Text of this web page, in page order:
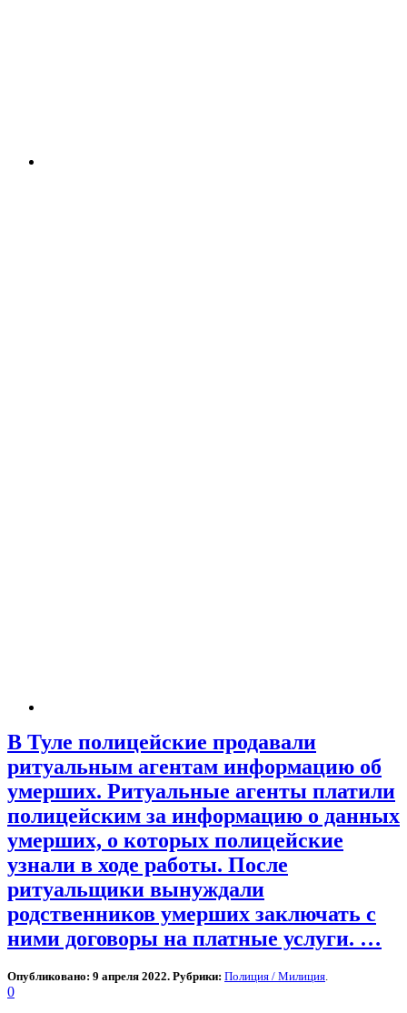
В Туле полицейские продавали
ритуальным агентам информацию об
умерших. Ритуальные агенты платили
полицейским за информацию о данных
умерших, о которых полицейские
узнали в ходе работы. После
ритуальщики вынуждали
родственников умерших заключать с
ними договоры​ на платные услуги. …
Опубликовано: 9 апреля 2022. Рубрики: Полиция / Милиция
0